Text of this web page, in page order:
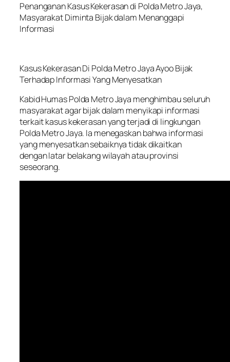
Penanganan Kasus Kekerasan di Polda Metro Jaya,
Masyarakat Diminta Bijak dalam Menanggapi
Informasi
Kasus Kekerasan Di Polda Metro Jaya Ayoo Bijak
Terhadap Informasi Yang Menyesatkan
Kabid Humas Polda Metro Jaya menghimbau seluruh
masyarakat agar bijak dalam menyikapi informasi
terkait kasus kekerasan yang terjadi di lingkungan
Polda Metro Jaya. Ia menegaskan bahwa informasi
yang menyesatkan sebaiknya tidak dikaitkan
dengan latar belakang wilayah atau provinsi
seseorang.